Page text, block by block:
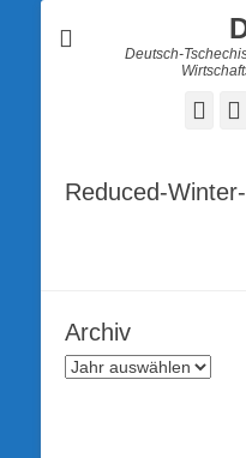
Deutsch-
Reduced-
Archiv